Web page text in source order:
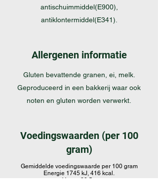
antischuimmiddel(E900),
antiklontermiddel(E341).
Allergenen informatie
Gluten bevattende granen, ei, melk.
Geproduceerd in een bakkerij waar ook
noten en gluten worden verwerkt.
Voedingswaarden (per 100
gram)
Gemiddelde voedingswaarde per 100 gram
Energie 1745 kJ, 416 kcal.
Vetten 23,5g